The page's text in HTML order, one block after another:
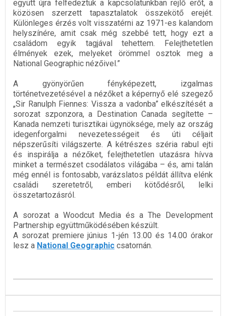
együtt újra felfedeztük a kapcsolatunkban rejlő erőt, a
közösen szerzett tapasztalatok összekötő erejét.
Különleges érzés volt visszatérni az 1971-es kalandom
helyszínére, amit csak még szebbé tett, hogy ezt a
családom egyik tagjával tehettem. Felejthetetlen
élmények ezek, melyeket örömmel osztok meg a
National Geographic nézőivel.”
A gyönyörűen fényképezett, izgalmas
történetvezetésével a nézőket a képernyő elé szegező
„Sir Ranulph Fiennes: Vissza a vadonba” elkészítését a
sorozat szponzora, a Destination Canada segítette –
Kanada nemzeti turisztikai ügynöksége, mely az ország
idegenforgalmi nevezetességeit és úti céljait
népszerűsíti világszerte. A kétrészes széria rabul ejti
és inspirálja a nézőket, felejthetetlen utazásra hívva
minket a természet csodálatos világába – és, ami talán
még ennél is fontosabb, varázslatos példát állítva elénk
családi szeretetről, emberi kötődésről, lelki
összetartozásról.
A sorozat a Woodcut Media és a The Development
Partnership együttműködésében készült.
A sorozat premiere június 1-jén 13.00 és 14.00 órakor
lesz a National Geographic csatornán.